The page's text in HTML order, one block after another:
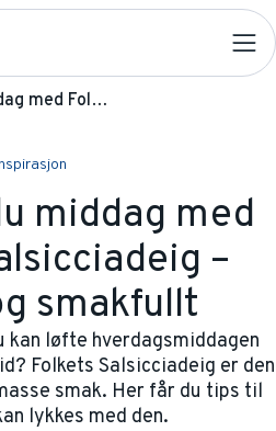
– enkelt og smakfullt
middag med
–
smakfullt
kan løfte hverdagsmiddagen
Folkets Salsicciadeig er den
smak. Her får du tips til
lykkes med den.